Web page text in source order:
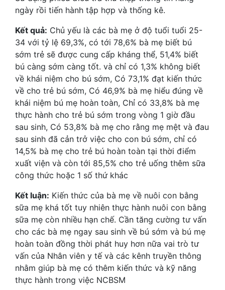
ngày rồi tiến hành tập hợp và thống kê.
Kết quả: Chủ yếu là các bà mẹ ở độ tuổi tuổi 25-
34 với tỷ lệ 69,3%, có tới 78,6% bà mẹ biết bú
sớm trẻ sẽ được cung cấp kháng thể, 51,4% biết
bú càng sớm càng tốt. và chỉ có 1,3% không biết
về khái niệm cho bú sớm, Có 73,1% đạt kiến thức
về cho trẻ bú sớm, Có 46,9% bà mẹ hiểu đúng về
khái niệm bú mẹ hoàn toàn, Chỉ có 33,8% bà mẹ
thực hành cho trẻ bú sớm trong vòng 1 giờ đầu
sau sinh, Có 53,8% bà mẹ cho rằng mẹ mệt và đau
sau sinh đã cản trở việc cho con bú sớm, chỉ có
14,5% bà mẹ cho trẻ bú hoàn toàn tại thời điểm
xuất viện và còn tới 85,5% cho trẻ uống thêm sữa
công thức hoặc 1 số thứ khác
Kết luận: Kiến thức của bà mẹ về nuôi con bằng
sữa mẹ khá tốt tuy nhiên thực hành nuôi con bằng
sữa mẹ còn nhiều hạn chế. Cần tăng cường tư vấn
cho các bà mẹ ngay sau sinh về bú sớm và bú mẹ
hoàn toàn đồng thời phát huy hơn nữa vai trò tư
vấn của Nhân viên y tế và các kênh truyền thông
nhằm giúp bà mẹ có thêm kiến thức và kỹ năng
thực hành trong việc NCBSM